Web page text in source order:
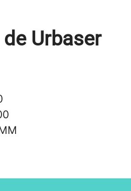
Urbaser